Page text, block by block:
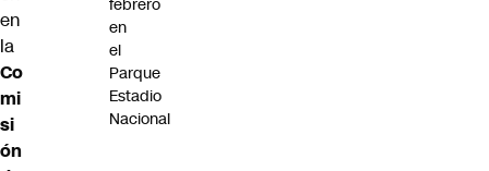
en
la
Co
mi
si
ón
febrero
en
el
Parque
Estadio
Nacional